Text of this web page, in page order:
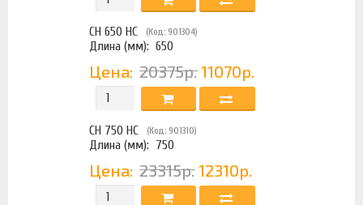
CH 650 HC (Код: 901304)
Длина (мм): 650
Цена: 20375р. 11070р.
CH 750 HC (Код: 901310)
Длина (мм): 750
Цена: 23315р. 12310р.